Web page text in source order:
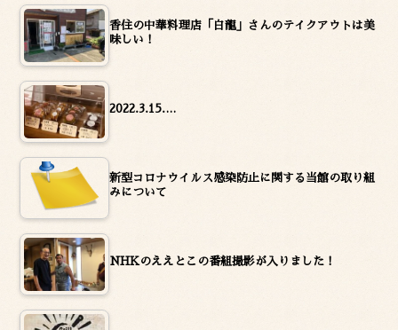
香住の中華料理店「白龍」さんのテイクアウトは美
味しい！
2022.3.15.…
新型コロナウイルス感染防止に関する当館の取り組
みについて
NHKのええとこの番組撮影が入りました！